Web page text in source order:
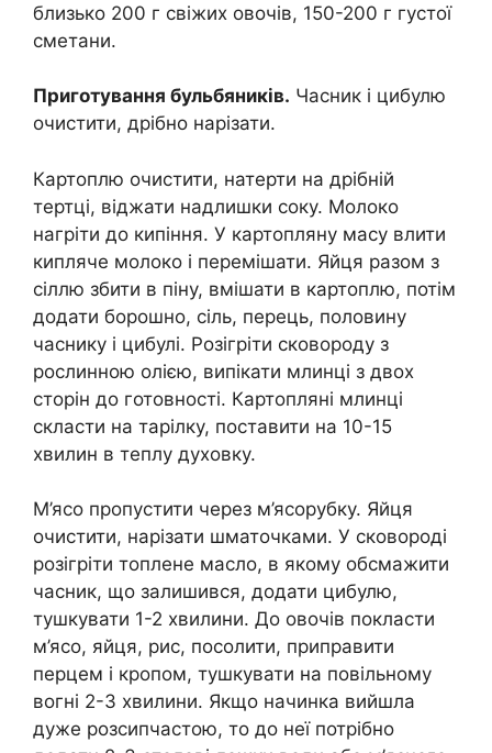
близько 200 г свіжих овочів, 150-200 г густої
сметани.
Приготування бульбяників. Часник і цибулю
очистити, дрібно нарізати.
Картоплю очистити, натерти на дрібній
тертці, віджати надлишки соку. Молоко
нагріти до кипіння. У картопляну масу влити
кипляче молоко і перемішати. Яйця разом з
сіллю збити в піну, вмішати в картоплю, потім
додати борошно, сіль, перець, половину
часнику і цибулі. Розігріти сковороду з
рослинною олією, випікати млинці з двох
сторін до готовності. Картопляні млинці
скласти на тарілку, поставити на 10-15
хвилин в теплу духовку.
М’ясо пропустити через м’ясорубку. Яйця
очистити, нарізати шматочками. У сковороді
розігріти топлене масло, в якому обсмажити
часник, що залишився, додати цибулю,
тушкувати 1-2 хвилини. До овочів покласти
м’ясо, яйця, рис, посолити, приправити
перцем і кропом, тушкувати на повільному
вогні 2-3 хвилини. Якщо начинка вийшла
дуже розсипчастою, то до неї потрібно